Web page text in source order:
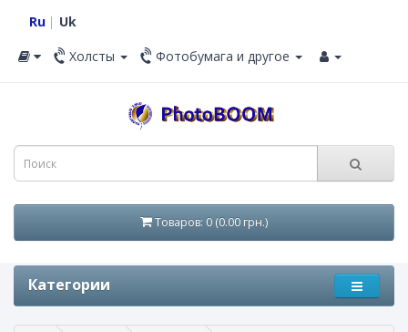
Ru
Uk
Холсты
Фотобумага и другое
Товаров: 0 (0.00 грн.)
Категории